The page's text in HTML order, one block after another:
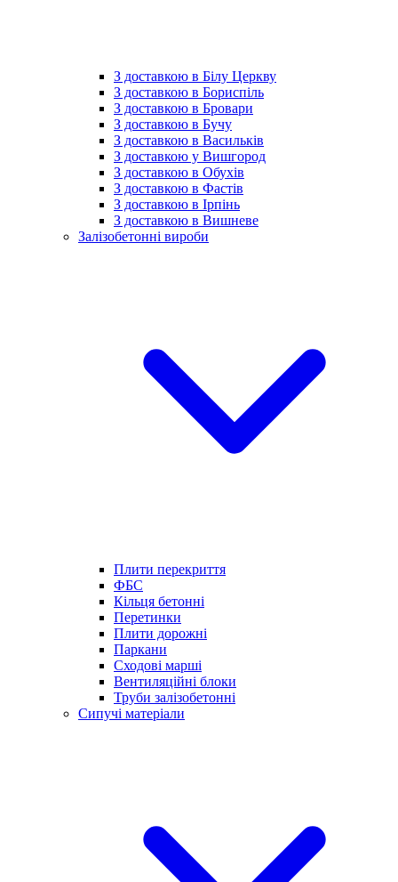
З доставкою в Білу Церкву
З доставкою в Бориспіль
З доставкою в Бровари
З доставкою в Бучу
З доставкою в Васильків
З доставкою у Вишгород
З доставкою в Обухів
З доставкою в Фастів
З доставкою в Ірпінь
З доставкою в Вишневе
Залізобетонні вироби
Плити перекриття
ФБС
Кільця бетонні
Перетинки
Плити дорожні
Паркани
Сходові марші
Вентиляційні блоки
Труби залізобетонні
Сипучі матеріали